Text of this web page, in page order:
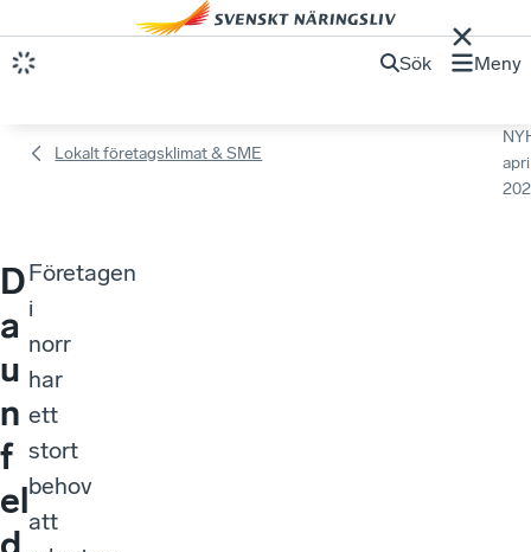
Sök Meny
Lokalt företagsklimat & SME
D
a
u
n
f
el
Företagen
i
norr
har
ett
stort
behov
att